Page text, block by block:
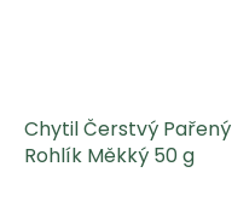
Chytil Čerstvý Pařený
Rohlík Měkký 50 g